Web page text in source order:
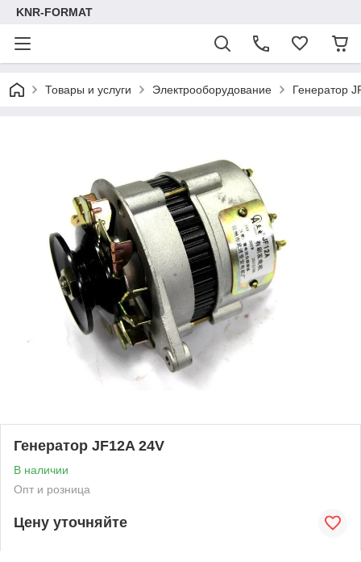
KNR-FORMAT
Товары и услуги Электрооборудование Генератор
Генератор JF12A 24V
В наличии
Опт и розница
Цену уточняйте